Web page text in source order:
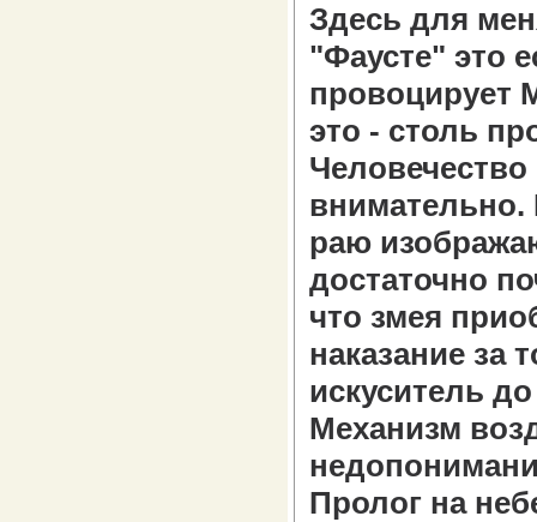
Здесь для
"Фаусте" это
провоцирует
это - столь
Человечество
внимательно.
раю
достаточно
что змея
наказание за
искуситель
Механизм
Пролог на